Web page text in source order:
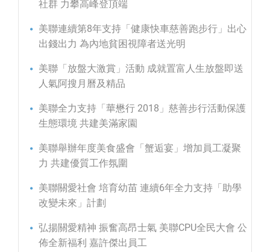
社群 力攀高峰登頂端
美聯連續第8年支持「健康快車慈善跑步行」出心
出錢出力 為內地貧困視障者送光明
美聯「放盤大激賞」活動 成就置富人生放盤即送
人氣阿搜月曆及精品
美聯全力支持「華懋行 2018」慈善步行活動保護
生態環境 共建美滿家園
美聯舉辦年度美食盛會「蟹逅宴」增加員工凝聚
力 共建優質工作氛圍
美聯關愛社會 培育幼苗 連續6年全力支持「助學
改變未來」計劃
弘揚關愛精神 振奮高昂士氣 美聯CPU全民大會 公
佈全新福利 嘉許傑出員工